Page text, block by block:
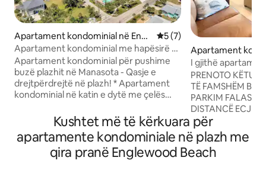
Apartament kondominial në Engl
ewood
Vlerësimi mesatar 5 nga
5 (7)
Apartament kondominial me hapësirë të
bollshme buzë plazhit 3br Manasota Key
Apartament kondominial për pushime
buzë plazhit në Manasota - Qasje e
drejtpërdrejtë në plazh! * Apartament
kondominial në katin e dytë me çelës
Ballkon privat me pamje nga plazhi dhe
Gjiri i Meksikës * Qasje e drejtpërdrejtë
në plazh * Kuzhinë e pajisur plotësisht *
Lavatriçe dhe tharëse në njësi * Vend për
deri në 8 persona në * Karrige plazhi (8),
Apartament
Englewood
I gjithë
plazhit! Mos u
PRENOTO
TË FAMSHËM
PARKIM FALAS.
DISTANCË
RESTORANTE. 2
apartament me
qasje në
rrugës. Skara
Kushtet më të kërkuara për
apartamente kondominiale në plazh me
qira pranë Englewood Beach